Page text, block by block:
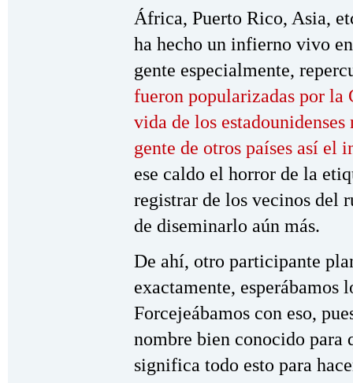
África, Puerto Rico, Asia,
ha hecho un infierno vivo
gente especialmente,
fueron popularizadas por la
vida de los
gente de otros países así el
ese caldo el horror de la
registrar de los vecinos del
de diseminarlo aún más.
De ahí, otro participante
exactamente, esperábamos
Forcejeábamos con eso,
nombre bien conocido para
significa todo esto para